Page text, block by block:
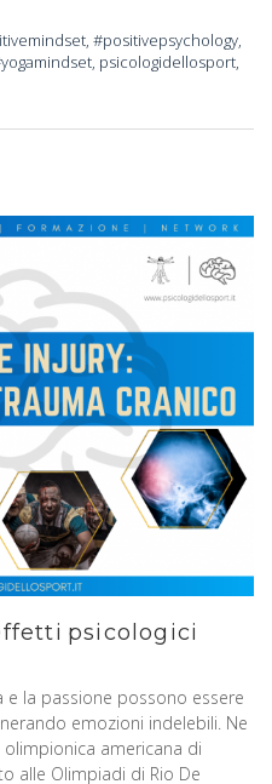
, #positivepsychology,
, psicologidellosport,
psicologici
e la passione possono essere
emozioni indelebili. Ne
americana di
alle Olimpiadi di Rio De